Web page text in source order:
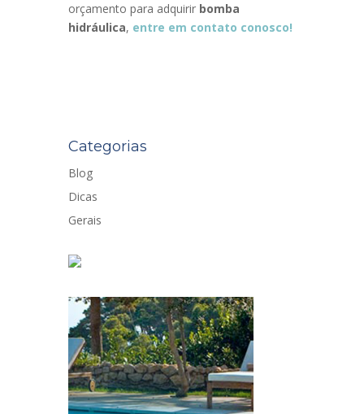
orçamento para adquirir bomba
hidráulica, entre em contato conosco!
Categorias
Blog
Dicas
Gerais